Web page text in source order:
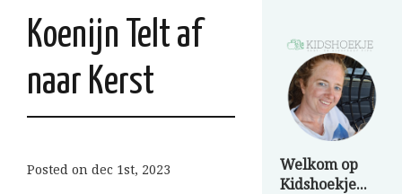
Koenijn Telt af
naar Kerst
Posted on dec 1st, 2023
Welkom op
Kidshoekje...